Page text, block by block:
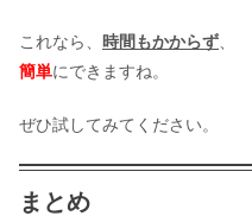
これなら、 時間もかからず、
簡単にできますね。
ぜひ試してみてください。
まとめ